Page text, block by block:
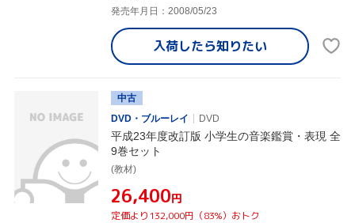
発売年月日：2008/05/23
入荷したら知りたい
中古
DVD・ブルーレイ
DVD
平成23年度改訂版 小学生の音楽鑑賞・表現 全
9巻セット
(教材)
¥26,400円
定価より132,000円（83%）おトク